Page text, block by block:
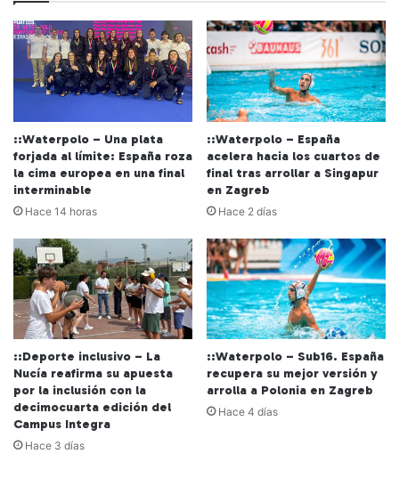
::Waterpolo – Una plata
forjada al límite: España roza
la cima europea en una final
interminable
Hace 14 horas
::Waterpolo – España
acelera hacia los cuartos de
final tras arrollar a Singapur
en Zagreb
Hace 2 días
::Deporte inclusivo – La
Nucía reafirma su apuesta
por la inclusión con la
decimocuarta edición del
Campus Integra
Hace 3 días
::Waterpolo – Sub16. España
recupera su mejor versión y
arrolla a Polonia en Zagreb
Hace 4 días